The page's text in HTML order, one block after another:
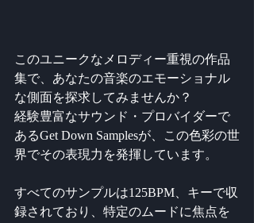
このユニークなメロディー重視の作品
集で、あなたの音楽のエモーショナル
な側面を探求してみませんか？
経験豊富なサウンド・プロバイダーで
あるGet Down Samplesが、この色彩の世
界でその表現力を発揮しています。
すべてのサンプルは125BPM、キーで収
録されており、特定のムードに焦点を